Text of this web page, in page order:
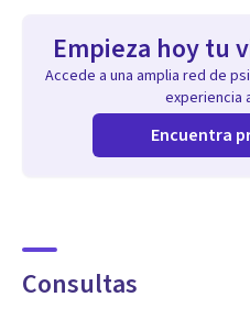
Empieza hoy tu
Accede a una amplia red de
experiencia
Encuentra
Consultas